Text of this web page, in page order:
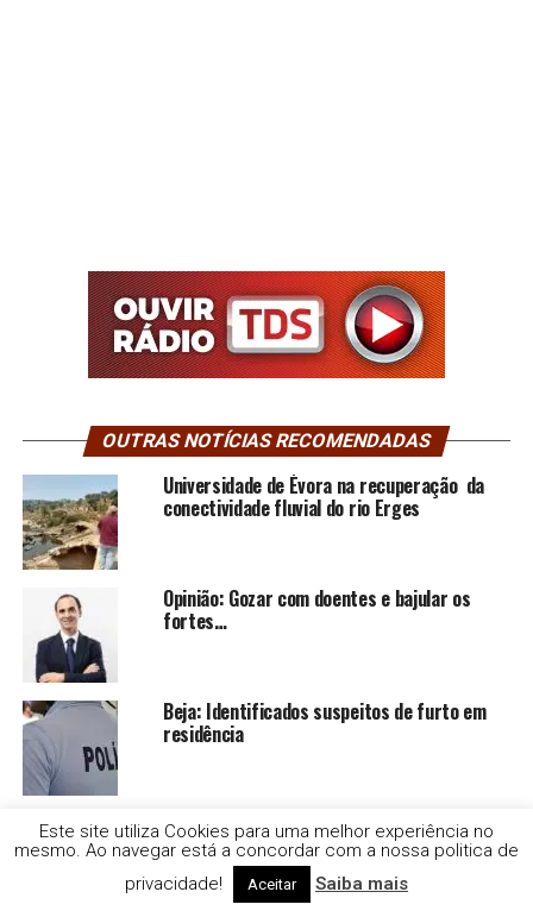
OUTRAS NOTÍCIAS RECOMENDADAS
Universidade de Évora na recuperação da
conectividade fluvial do rio Erges
Opinião: Gozar com doentes e bajular os
fortes…
Beja: Identificados suspeitos de furto em
residência
Apreendidas mais de 183 mil doses de
cocaína, em Grândola.
Este site utiliza Cookies para uma melhor experiência no
mesmo. Ao navegar está a concordar com a nossa politica de
privacidade!
Aceitar Saiba mais